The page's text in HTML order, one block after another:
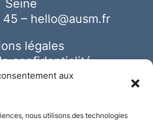
aux
nous utilisons des technologies
Seine
45 – hello@ausm.fr
légales
confidentialité